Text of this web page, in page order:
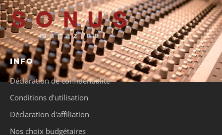
INFO
Déclaration de confidentialité
Conditions d'utilisation
Déclaration d'affiliation
Nos choix budgétaires